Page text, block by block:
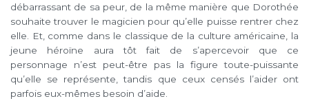
débarrassant de sa peur, de la même manière que Dorothée
souhaite trouver le magicien pour qu’elle puisse rentrer chez
elle. Et, comme dans le classique de la culture américaine, la
jeune héroïne aura tôt fait de s’apercevoir que ce
personnage n’est peut-être pas la figure toute-puissante
qu’elle se représente, tandis que ceux censés l’aider ont
parfois eux-mêmes besoin d’aide.